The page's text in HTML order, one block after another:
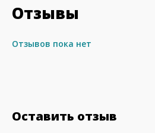
Отзывы
Отзывов пока нет
Оставить отзыв